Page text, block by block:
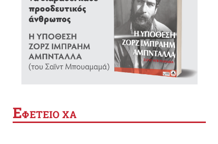
ΕΦΕΤΕΙΟ ΧΑ